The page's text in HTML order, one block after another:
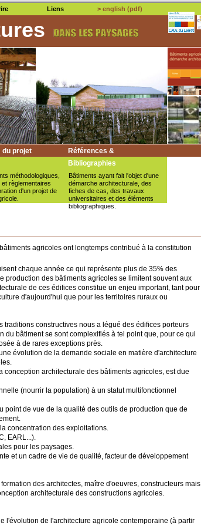
Liens > english (pdf)
du projet
Références &
Bibliographies
méthodologiques,
règlementaires
d'un projet de
Bâtiments ayant fait l'objet d'une
démarche architecturale, des
fiches de cas, des travaux
universitaires et des éléments
bibliographiques.
agricoles ont longtemps contribué à la constitution
chaque année ce qui représente plus de 35% des
production des bâtiments agricoles se limitent souvent aux
de ces édifices constitue un enjeu important, tant pour
d'aujourd'hui que pour les territoires ruraux ou
constructives nous a légué des édifices porteurs
bâtiment se sont complexifiés à tel point que, pour ce qui
à de rares exceptions près.
évolution de la demande sociale en matière d'architecture
architecturale des bâtiments agricoles, est due
(nourrir la population) à un statut multifonctionnel
point de vue de la qualité des outils de production que de
concentration des exploitations.
EARL...).
pour les paysages.
et un cadre de vie de qualité, facteur de développement
des architectes, maître d'oeuvres, constructeurs mais
architecturale des constructions agricoles.
l'évolution de l'architecture agricole contemporaine (à partir